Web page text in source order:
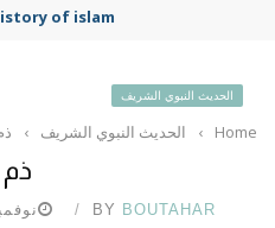
of islam
الحديث النبوي الشريف
Home
› الحديث النبوي الشريف ›
ذم
BY BOUTAHAR نوفمبر 30,